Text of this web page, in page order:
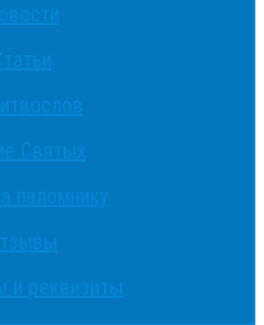
Святых
паломнику
и реквизиты